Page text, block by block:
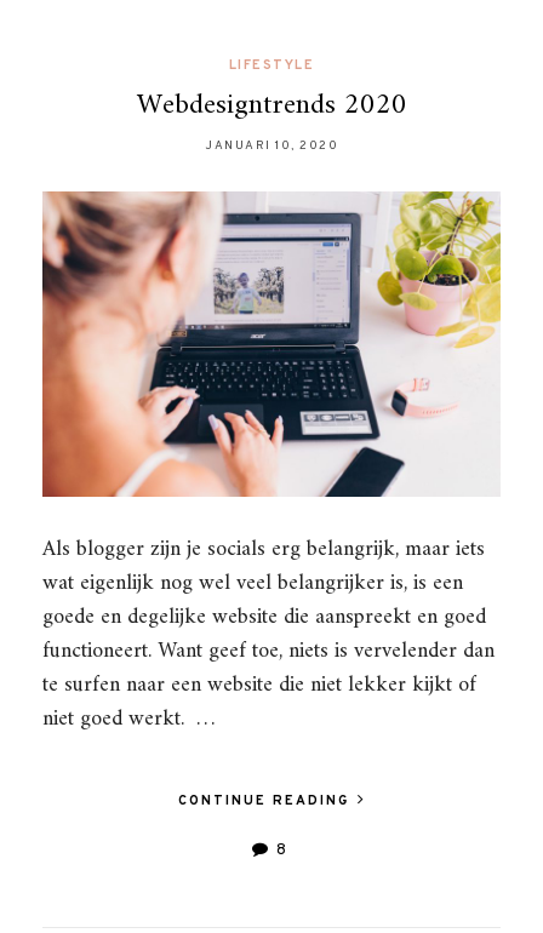
LIFESTYLE
Webdesigntrends 2020
JANUARI 10, 2020
Als blogger zijn je socials erg belangrijk, maar iets
wat eigenlijk nog wel veel belangrijker is, is een
goede en degelijke website die aanspreekt en goed
functioneert. Want geef toe, niets is vervelender dan
te surfen naar een website die niet lekker kijkt of
niet goed werkt. …
CONTINUE READING
8